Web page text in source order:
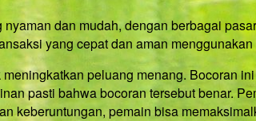
dan mudah, dengan berbagai
yang cepat dan aman
peluang menang. Bocoran
pasti bahwa bocoran tersebut benar.
keberuntungan, pemain bisa